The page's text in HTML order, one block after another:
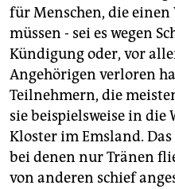
für Menschen, die
müssen - sei es wegen
Kündigung oder, vor
Angehörigen verloren
Teilnehmern, die
sie beispielsweise in die
Kloster im Emsland.
bei denen nur Tränen
von anderen schief